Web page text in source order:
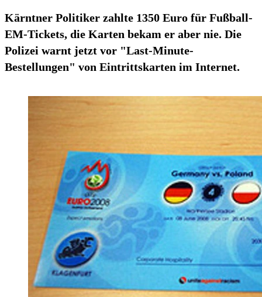
Kärntner Politiker zahlte 1350 Euro für Fußball-
EM-Tickets, die Karten bekam er aber nie. Die
Polizei warnt jetzt vor "Last-Minute-
Bestellungen" von Eintrittskarten im Internet.